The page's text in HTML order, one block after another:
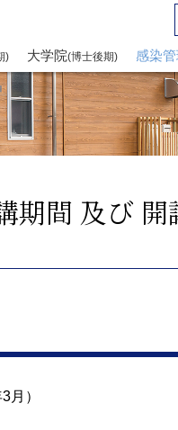
) 大学院(博士後期) 感染
期間 及び 開
月）